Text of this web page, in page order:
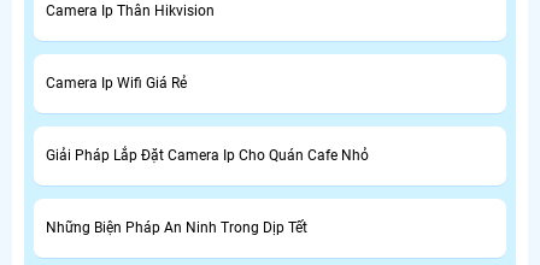
Camera Ip Thân Hikvision
Camera Ip Wifi Giá Rẻ
Giải Pháp Lắp Đặt Camera Ip Cho Quán Cafe Nhỏ
Những Biện Pháp An Ninh Trong Dịp Tết